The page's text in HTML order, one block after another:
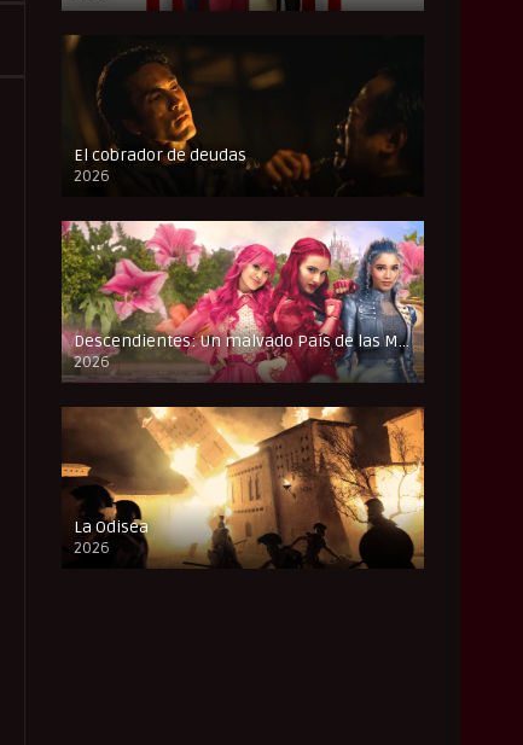
El cobrador de deudas
2026
FULL HD
Descendientes: Un malvado País de las Maravillas
2026
FULL HD
La Odisea
2026
CAM